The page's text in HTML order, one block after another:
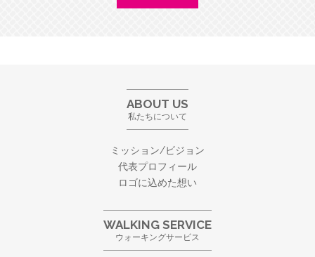
ABOUT US
私たちについて
ミッション/ビジョン
代表プロフィール
ロゴに込めた想い
WALKING SERVICE
ウォーキングサービス